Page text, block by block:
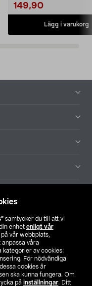
samtycker du till att vi
enhet enligt vår
vår webbplats,
anpassa våra
kategorier av cookies:
För nödvändiga
cookies är
ska kunna fungera. Om
på inställningar. Ditt
149,90
Lägg i varukorg